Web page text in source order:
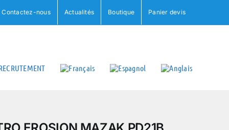
Contactez-nous Actualités Boutique Panier devis